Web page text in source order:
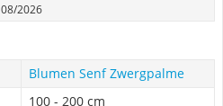
08/2026
Blumen Senf Zwergpalme
100 - 200 cm